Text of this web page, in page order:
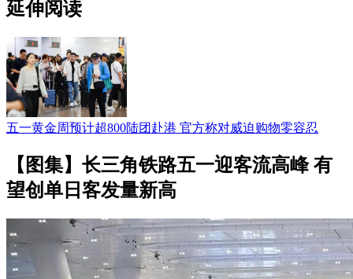
延伸阅读
五一黄金周预计超800陆团赴港 官方称对威迫购物零容忍
【图集】长三角铁路五一迎客流高峰 有
望创单日客发量新高